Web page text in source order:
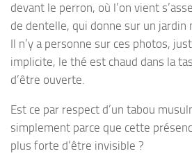
devant le perron, où l’on vient
de dentelle, qui donne sur un jardin
Il n’y a personne sur ces photos,
implicite, le thé est chaud dans la
d’être ouverte.
Est ce par respect d’un tabou
simplement parce que cette
plus forte d’être invisible ?